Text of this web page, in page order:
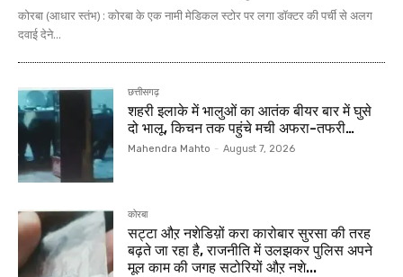
कोरबा (आधार स्तंभ) : कोरबा के एक नामी मेडिकल स्टोर पर लगा डॉक्टर की पर्ची से अलग
दवाई देने...
छत्तीसगढ़
शहरी इलाके में भालुओं का आतंक बीयर बार में घुसे
दो भालू, किचन तक पहुंचे मची अफरा-तफरी…
Mahendra Mahto - August 7, 2026
कोरबा
सट्टा औऱ नशेडिय़ों करा कारोबार सुरसा की तरह
बढ़ते जा रहा है, राजनीति में उलझकर पुलिस अपने
मूल काम की जगह सटोरियों औऱ नशे...